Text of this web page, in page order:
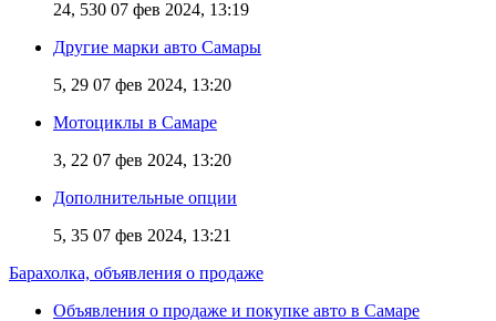
24, 530 07 фев 2024, 13:19
Другие марки авто Самары
5, 29 07 фев 2024, 13:20
Мотоциклы в Самаре
3, 22 07 фев 2024, 13:20
Дополнительные опции
5, 35 07 фев 2024, 13:21
Барахолка, объявления о продаже
Объявления о продаже и покупке авто в Самаре